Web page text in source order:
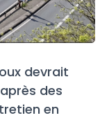
devrait
des
en